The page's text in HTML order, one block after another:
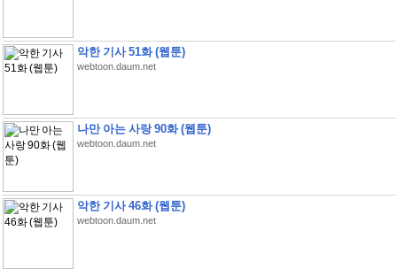
악한 기사 51화 (웹툰)
webtoon.daum.net
나만 아는 사랑 90화 (웹툰)
webtoon.daum.net
악한 기사 46화 (웹툰)
webtoon.daum.net